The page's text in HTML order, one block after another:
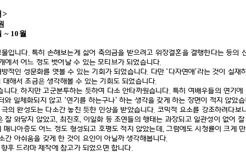
>
~ 10월
입니다.특히 손해보는게 싫어 축의금을 받으려고 위장결혼을 결행한다는 등의
에서 어느 정도 벗어날 수 있는 모티브가 되었습니다.
적인 성문화를 엿볼 수 있는 기회가 되었습니다. 다만‘다자연애’라는 것이 실재
해서 조금은 생각해볼 수 있는 기회도 되었습니다.
니다.하지만 고군분투하는 듯하여 다소 안타까웠습니다.특히 여배우들의 연기
와 일체화되지 않고 ‘연기를 하는구나’ 하는 생각을 갖게 하는 장면이 적지 않았
의 완성도는 다소간 놓친 듯한 인상을 받았습니다. 코믹적 요소를 강조하려다보
잘 와닿지 않았고, 최진호, 이일화 등 조연들의 행태는 과장되고 일관성이 없어
니아층도 어느 정도 형성되고 호평도 적지 않았는데,그럼에도 시청률이 크게
간 아쉬움을 갖게 한 것이 요인이 아닐까 생각해봅니다.
향후 드라마 제작에 참고가 되었으면 합니다.